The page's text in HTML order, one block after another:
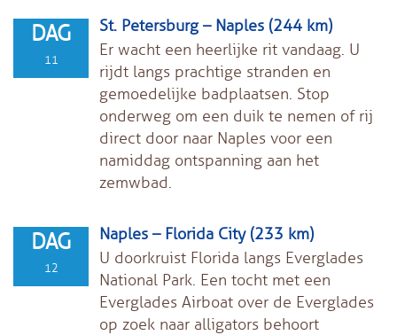
DAG
11
St. Petersburg – Naples (244 km)
Er wacht een heerlijke rit vandaag. U
rijdt langs prachtige stranden en
gemoedelijke badplaatsen. Stop
onderweg om een duik te nemen of rij
direct door naar Naples voor een
namiddag ontspanning aan het
zemwbad.
DAG
12
Naples – Florida City (233 km)
U doorkruist Florida langs Everglades
National Park. Een tocht met een
Everglades Airboat over de Everglades
op zoek naar alligators behoort